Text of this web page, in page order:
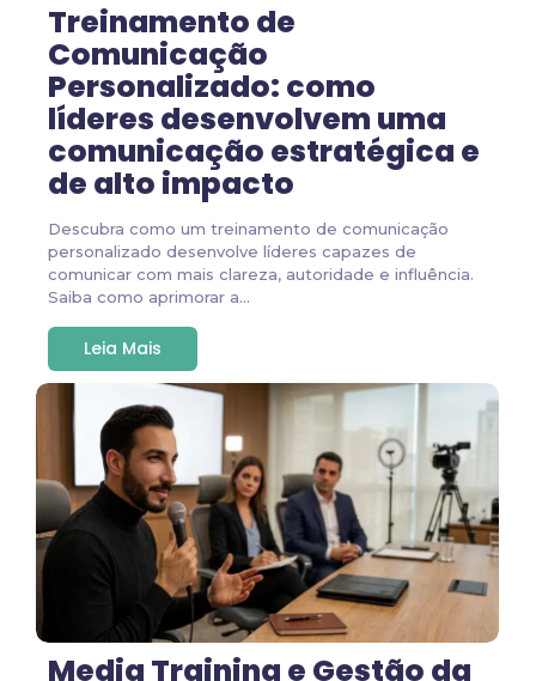
Treinamento de
Comunicação
Personalizado: como
líderes desenvolvem uma
comunicação estratégica e
de alto impacto
Descubra como um treinamento de comunicação
personalizado desenvolve líderes capazes de
comunicar com mais clareza, autoridade e influência.
Saiba como aprimorar a...
Leia Mais
Media Training e Gestão da